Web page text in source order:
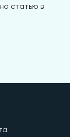
статью в